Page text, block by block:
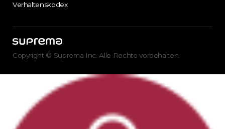
Verhaltenskodex
Copyright © Suprema Inc. Alle Rechte vorbehalten.